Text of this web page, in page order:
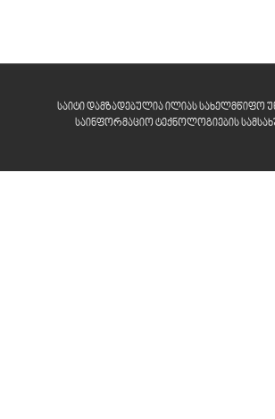
საიტი დამზადებულია ილიას სახელმწიფო
საინფორმაციო ტექნოლოგიების